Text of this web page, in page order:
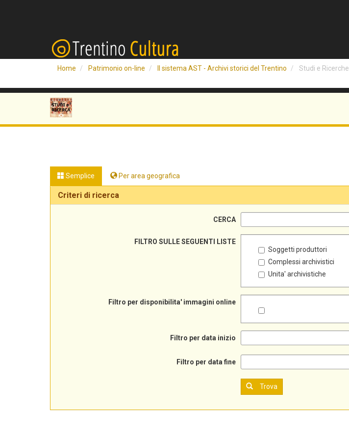
Home Patrimonio on-line Il sistema AST - Archivi storici del Trentino Studi e Ricerche
Semplice Per area geografica
Criteri di ricerca
CERCA
FILTRO SULLE SEGUENTI LISTE
Soggetti produttori
Complessi archivistici
Unita' archivistiche
Filtro per disponibilita' immagini online
Filtro per data inizio
Filtro per data fine
Trova